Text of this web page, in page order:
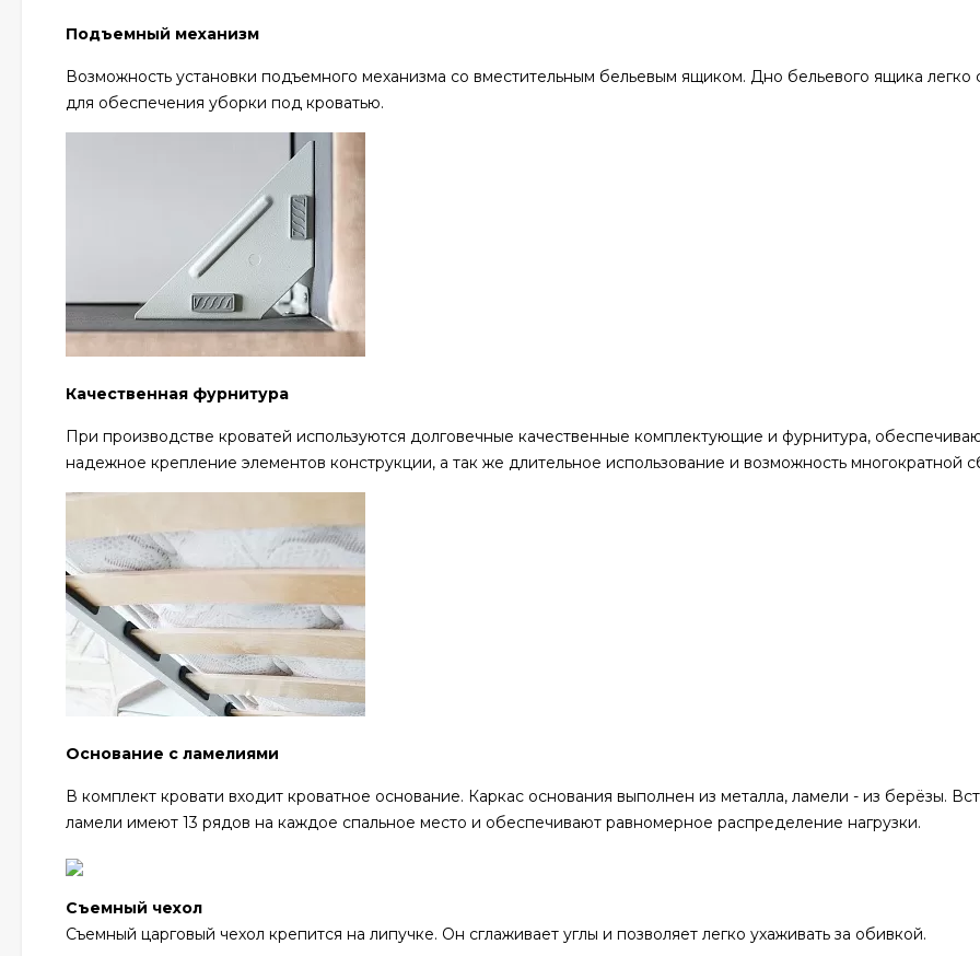
Подъемный механизм
Возможность установки подъемного механизма со вместительным бельевым ящиком. Дно бельевого ящика легко
для обеспечения уборки под кроватью.
Качественная фурнитура
При производстве кроватей используются долговечные качественные комплектующие и фурнитура,
надежное крепление элементов конструкции, а так же длительное использование и возможность многократной
Основание с ламелиями
В комплект кровати входит кроватное основание. Каркас основания выполнен из металла, ламели - из берёзы.
ламели имеют 13 рядов на каждое спальное место и обеспечивают равномерное распределение нагрузки.
Съемный чехол
Съемный царговый чехол крепится на липучке. Он сглаживает углы и позволяет легко ухаживать за обивкой.